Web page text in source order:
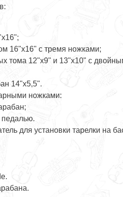
16"х16" с тремя ножками;
тома 12"х9" и 13"х10" с
14"х5,5".
ножками:
педалью.
для установки тарелки на